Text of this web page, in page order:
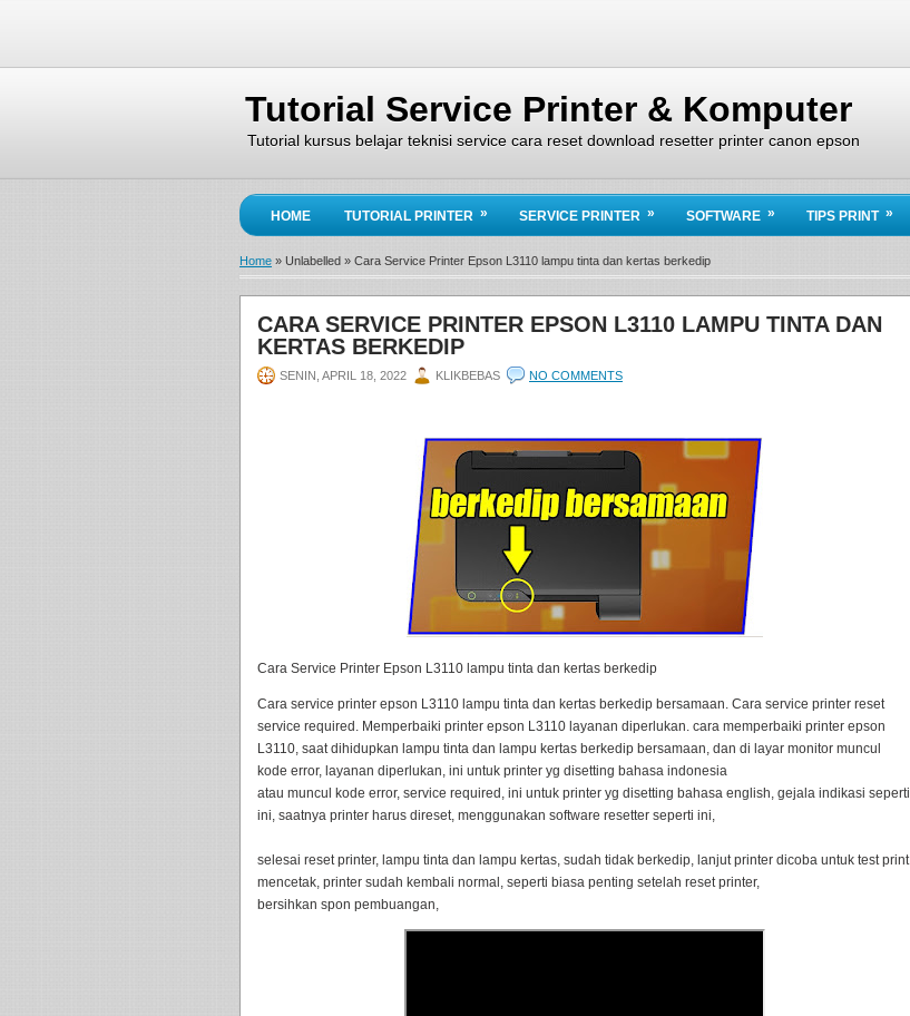
Tutorial Service Printer & Komputer
Tutorial kursus belajar teknisi service cara reset download resetter printer canon epson
HOME TUTORIAL PRINTER » SERVICE PRINTER » SOFTWARE » TIPS PRINT »
Home » Unlabelled » Cara Service Printer Epson L3110 lampu tinta dan kertas berkedip
CARA SERVICE PRINTER EPSON L3110 LAMPU TINTA DAN
KERTAS BERKEDIP
SENIN, APRIL 18, 2022 KLIKBEBAS NO COMMENTS
Cara Service Printer Epson L3110 lampu tinta dan kertas berkedip
Cara service printer epson L3110 lampu tinta dan kertas berkedip bersamaan. Cara service printer reset
service required. Memperbaiki printer epson L3110 layanan diperlukan. cara memperbaiki printer epson
L3110, saat dihidupkan lampu tinta dan lampu kertas berkedip bersamaan, dan di layar monitor muncul
kode error, layanan diperlukan, ini untuk printer yg disetting bahasa indonesia
atau muncul kode error, service required, ini untuk printer yg disetting bahasa english, gejala indikasi seperti
ini, saatnya printer harus direset, menggunakan software resetter seperti ini,
selesai reset printer, lampu tinta dan lampu kertas, sudah tidak berkedip, lanjut printer dicoba untuk test print
mencetak, printer sudah kembali normal, seperti biasa penting setelah reset printer,
bersihkan spon pembuangan,